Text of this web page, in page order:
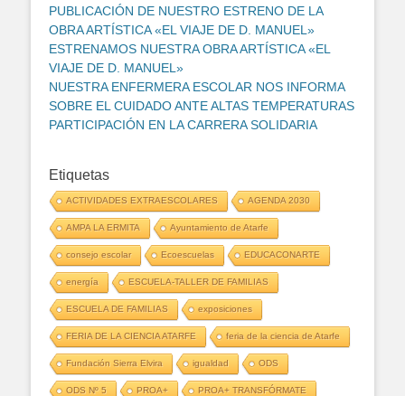
PUBLICACIÓN DE NUESTRO ESTRENO DE LA
OBRA ARTÍSTICA «EL VIAJE DE D. MANUEL»
ESTRENAMOS NUESTRA OBRA ARTÍSTICA «EL
VIAJE DE D. MANUEL»
NUESTRA ENFERMERA ESCOLAR NOS INFORMA
SOBRE EL CUIDADO ANTE ALTAS TEMPERATURAS
PARTICIPACIÓN EN LA CARRERA SOLIDARIA
Etiquetas
ACTIVIDADES EXTRAESCOLARES AGENDA 2030
AMPA LA ERMITA Ayuntamiento de Atarfe
consejo escolar Ecoescuelas EDUCACONARTE
energía ESCUELA-TALLER DE FAMILIAS
ESCUELA DE FAMILIAS exposiciones
FERIA DE LA CIENCIA ATARFE feria de la ciencia de Atarfe
Fundación Sierra Elvira igualdad ODS
ODS Nº 5 PROA+ PROA+ TRANSFÓRMATE